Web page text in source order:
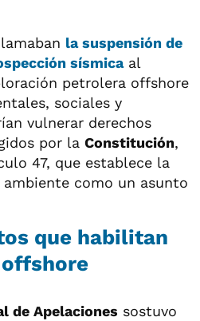
la suspensión de
sísmicaal
petrolera offshore
sociales y
vulnerar derechos
por la Constitución,
47, que establece la
como un asunto
que habilitan
de Apelaciones sostuvo